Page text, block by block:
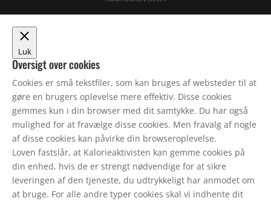
Luk
Oversigt over cookies
Cookies er små tekstfiler, som kan bruges af websteder til at
gøre en brugers oplevelse mere effektiv. Disse cookies
gemmes kun i din browser med dit samtykke. Du har også
mulighed for at fravælge disse cookies. Men fravalg af nogle
af disse cookies kan påvirke din browseroplevelse.
Loven fastslår, at Kalorieaktivisten kan gemme cookies på
din enhed, hvis de er strengt nødvendige for at sikre
leveringen af den tjeneste, du udtrykkeligt har anmodet om
at bruge. For alle andre typer cookies skal vi indhente dit